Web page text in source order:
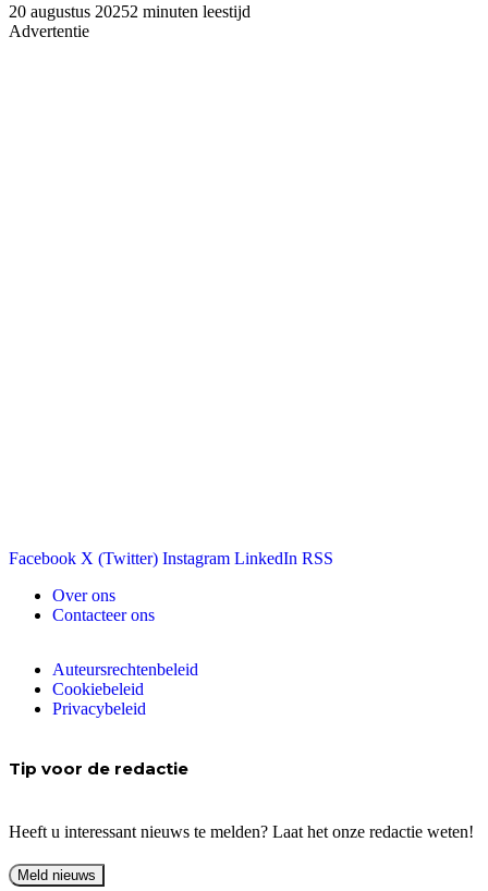
20 augustus 20252 minuten leestijd
Advertentie
Facebook X (Twitter) Instagram LinkedIn RSS
Over ons
Contacteer ons
Auteursrechtenbeleid
Cookiebeleid
Privacybeleid
Tip voor de redactie
Heeft u interessant nieuws te melden? Laat het onze redactie weten!